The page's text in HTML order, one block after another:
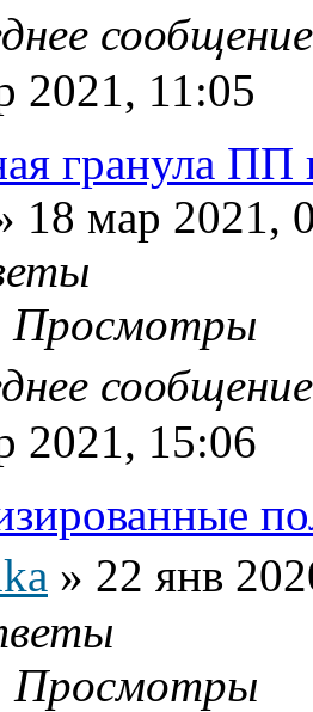
2021, 11:05
гранула
18 мар 2021,
Просмотры
2021, 15:06
» 22 янв
Просмотры